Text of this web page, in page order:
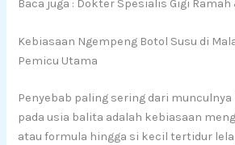
Baca juga : Dokter Spesialis Gigi
Kebiasaan Ngempeng Botol Susu di
Pemicu Utama
Penyebab paling sering dari
pada usia balita adalah kebiasaan
atau formula hingga si kecil tertidur